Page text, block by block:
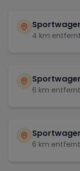
4 km entfernt
6 km entfernt
6 km entfernt